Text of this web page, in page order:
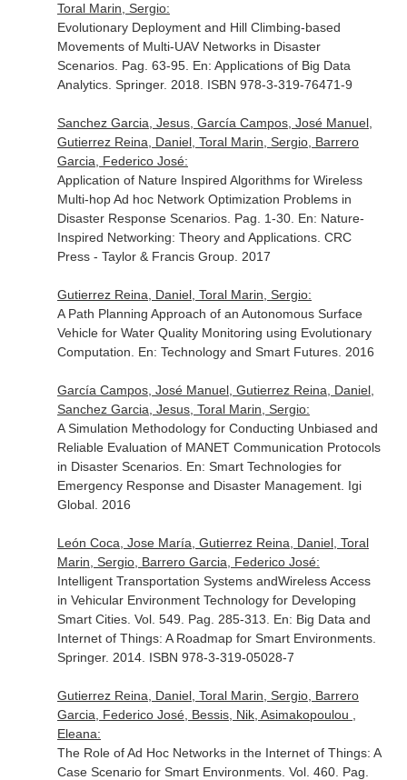
Toral Marin, Sergio:
Evolutionary Deployment and Hill Climbing-based
Movements of Multi-UAV Networks in Disaster
Scenarios. Pag. 63-95. En: Applications of Big Data
Analytics. Springer. 2018. ISBN 978-3-319-76471-9
Sanchez Garcia, Jesus, García Campos, José Manuel,
Gutierrez Reina, Daniel, Toral Marin, Sergio, Barrero
Garcia, Federico José:
Application of Nature Inspired Algorithms for Wireless
Multi-hop Ad hoc Network Optimization Problems in
Disaster Response Scenarios. Pag. 1-30. En: Nature-
Inspired Networking: Theory and Applications. CRC
Press - Taylor & Francis Group. 2017
Gutierrez Reina, Daniel, Toral Marin, Sergio:
A Path Planning Approach of an Autonomous Surface
Vehicle for Water Quality Monitoring using Evolutionary
Computation. En: Technology and Smart Futures. 2016
García Campos, José Manuel, Gutierrez Reina, Daniel,
Sanchez Garcia, Jesus, Toral Marin, Sergio:
A Simulation Methodology for Conducting Unbiased and
Reliable Evaluation of MANET Communication Protocols
in Disaster Scenarios. En: Smart Technologies for
Emergency Response and Disaster Management. Igi
Global. 2016
León Coca, Jose María, Gutierrez Reina, Daniel, Toral
Marin, Sergio, Barrero Garcia, Federico José:
Intelligent Transportation Systems andWireless Access
in Vehicular Environment Technology for Developing
Smart Cities. Vol. 549. Pag. 285-313. En: Big Data and
Internet of Things: A Roadmap for Smart Environments.
Springer. 2014. ISBN 978-3-319-05028-7
Gutierrez Reina, Daniel, Toral Marin, Sergio, Barrero
Garcia, Federico José, Bessis, Nik, Asimakopoulou ,
Eleana:
The Role of Ad Hoc Networks in the Internet of Things: A
Case Scenario for Smart Environments. Vol. 460. Pag.